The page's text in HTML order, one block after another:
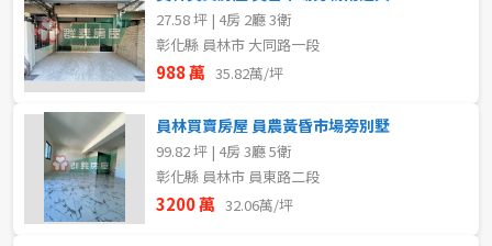
27.58 坪 | 4房 2廳 3衛
彰化縣 員林市 大同路一段
988 萬 35.82萬/坪
員林買賣房屋 員農黃昏市場旁別墅
99.82 坪 | 4房 3廳 5衛
彰化縣 員林市 員東路二段
3200 萬 32.06萬/坪